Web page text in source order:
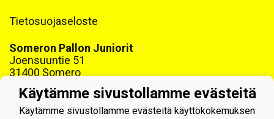
Tietosuojaseloste
Someron Pallon Juniorit
Joensuuntie 51
31400 Somero
www.sopajuniorit.fi
Y-tunnus: 1468999-6
Käytämme sivustollamme evästeitä
Käytämme sivustollamme evästeitä käyttökokemuksen